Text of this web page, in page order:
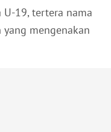
19, tertera nama
yang mengenakan